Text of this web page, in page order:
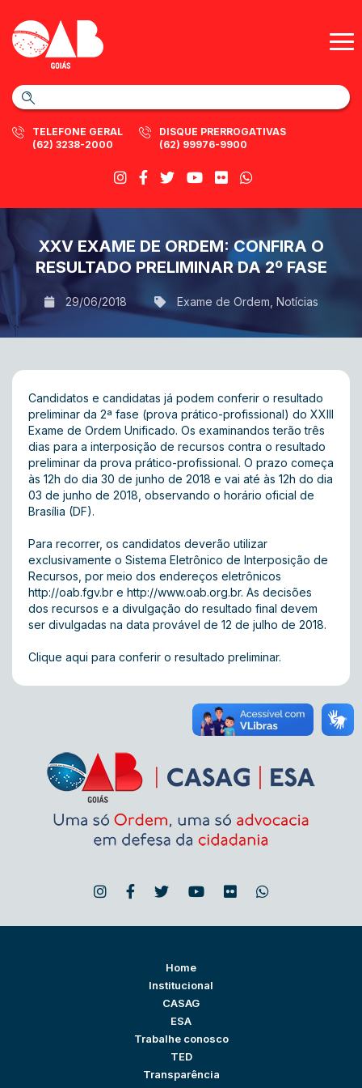
TELEFONE GERAL
(62) 3238-2000
DISQUE PRERROGATIVAS
(62) 99976-9900
XXV EXAME DE ORDEM: CONFIRA O
RESULTADO PRELIMINAR DA 2º FASE
29/06/2018 Exame de Ordem Notícias
Candidatos e candidatas já podem conferir o resultado
preliminar da 2ª fase (prova prático-profissional) do XXIII
Exame de Ordem Unificado. Os examinandos terão três
dias para a interposição de recursos contra o resultado
preliminar da prova prático-profissional. O prazo começa
às 12h do dia 30 de junho de 2018 e vai até às 12h do dia
03 de junho de 2018, observando o horário oficial de
Brasília (DF).
Para recorrer, os candidatos deverão utilizar
exclusivamente o Sistema Eletrônico de Interposição de
Recursos, por meio dos endereços eletrônicos
http://oab.fgv.br e http://www.oab.org.br. As decisões
dos recursos e a divulgação do resultado final devem
ser divulgadas na data provável de 12 de julho de 2018.
Clique aqui para conferir o resultado preliminar.
Home
Institucional
CASAG
ESA
Trabalhe conosco
TED
Transparência